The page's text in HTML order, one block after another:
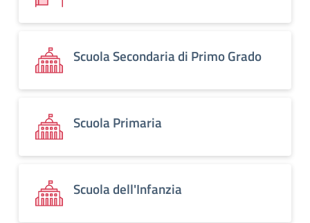
Scuola Secondaria di Primo Grado
Scuola Primaria
Scuola dell'Infanzia